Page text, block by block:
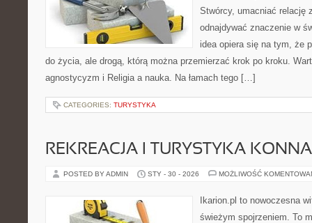
Stwórcy, umacniać relację
odnajdywać znaczenie w
idea opiera się na tym, że
do życia, ale drogą, którą można przemierzać krok po kroku.
agnostycyzm i Religia a nauka. Na łamach tego […]
CATEGORIES: TURYSTYKA
REKREACJA I TURYSTYKA KONNA
POSTED BY ADMIN STY - 30 - 2026 MOŻLIWOŚĆ
Ikarion.pl to nowoczesna
świeżym spojrzeniem. To